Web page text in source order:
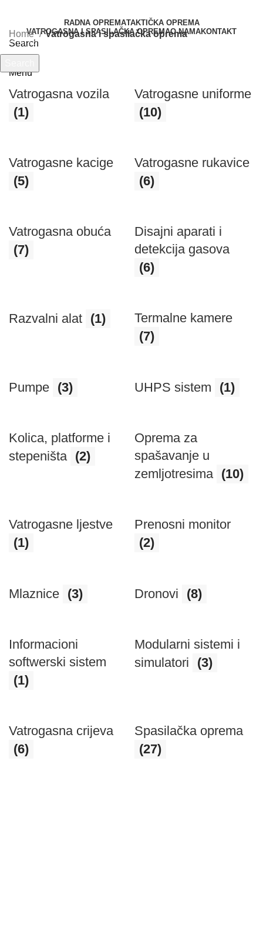
RADNA OPREMATAKTIČKA OPREMA
VATROGASNA I SPASILAČKA OPREMAO NAMAKONTAKT
Search
Menu
Home Vatrogasna i spasilačka oprema
Vatrogasna vozila
(1)
Vatrogasne uniforme
(10)
Vatrogasne kacige
(5)
Vatrogasne rukavice
(6)
Vatrogasna obuća
(7)
Disajni aparati i
detekcija gasova
(6)
Razvalni alat (1)
Termalne kamere
(7)
Pumpe (3) UHPS sistem (1)
Kolica, platforme i
stepeništa (2)
Oprema za
spašavanje u
zemljotresima (10)
Vatrogasne ljestve
(1)
Prenosni monitor
(2)
Mlaznice (3) Dronovi (8)
Informacioni
softwerski sistem
(1)
Modularni sistemi i
simulatori
(3)
Vatrogasna crijeva
(6)
Spasilačka oprema
(27)